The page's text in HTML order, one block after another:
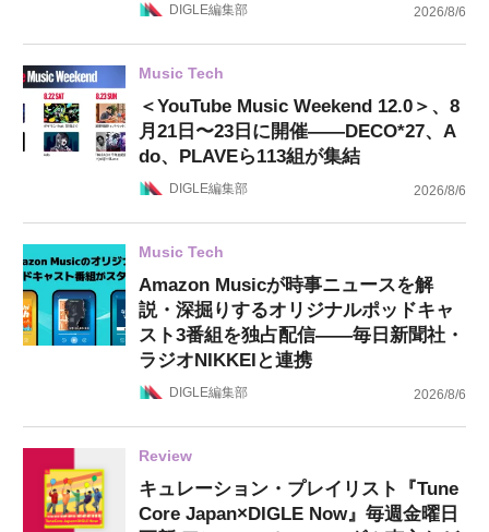
DIGLE編集部 2026/8/6
Music Tech
＜YouTube Music Weekend 12.0＞、8
月21日〜23日に開催——DECO*27、A
do、PLAVEら113組が集結
DIGLE編集部 2026/8/6
Music Tech
Amazon Musicが時事ニュースを解
説・深掘りするオリジナルポッドキャ
スト3番組を独占配信——毎日新聞社・
ラジオNIKKEIと連携
DIGLE編集部 2026/8/6
Review
キュレーション・プレイリスト『Tune
Core Japan×DIGLE Now』毎週金曜日